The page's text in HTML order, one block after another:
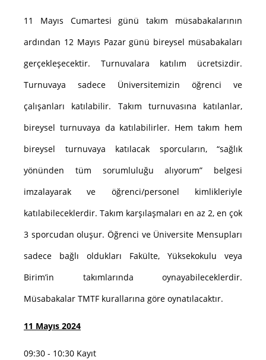
11 Mayıs Cumartesi günü takım müsabakalarının
ardından 12 Mayıs Pazar günü bireysel müsabakaları
gerçekleşecektir. Turnuvalara katılım ücretsizdir.
Turnuvaya sadece Üniversitemizin öğrenci ve
çalışanları katılabilir. Takım turnuvasına katılanlar,
bireysel turnuvaya da katılabilirler. Hem takım hem
bireysel turnuvaya katılacak sporcuların, “sağlık
yönünden tüm sorumluluğu alıyorum” belgesi
imzalayarak ve öğrenci/personel kimlikleriyle
katılabileceklerdir. Takım karşılaşmaları en az 2, en çok
3 sporcudan oluşur. Öğrenci ve Üniversite Mensupları
sadece bağlı oldukları Fakülte, Yüksekokulu veya
Birim’in takımlarında oynayabileceklerdir.
Müsabakalar TMTF kurallarına göre oynatılacaktır.
11 Mayıs 2024
09:30 - 10:30 Kayıt